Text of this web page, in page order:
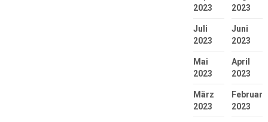
2023
2023
Juli
2023
Juni
2023
Mai
2023
April
2023
März
2023
Februar
2023